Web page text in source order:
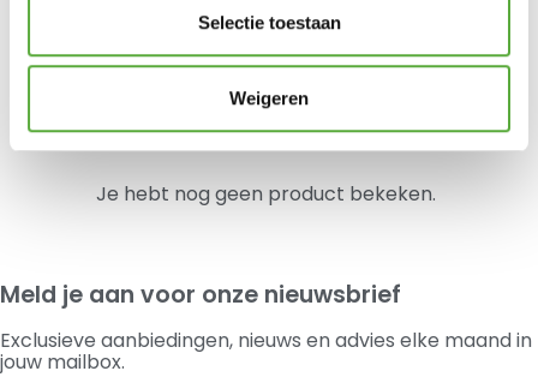
Selectie toestaan
Weigeren
Madison Kussen Hoog 50x123cm Panama Grey
€29,95
Je hebt nog geen product bekeken.
Meld je aan voor onze nieuwsbrief
Exclusieve aanbiedingen, nieuws en advies elke maand in
jouw mailbox.